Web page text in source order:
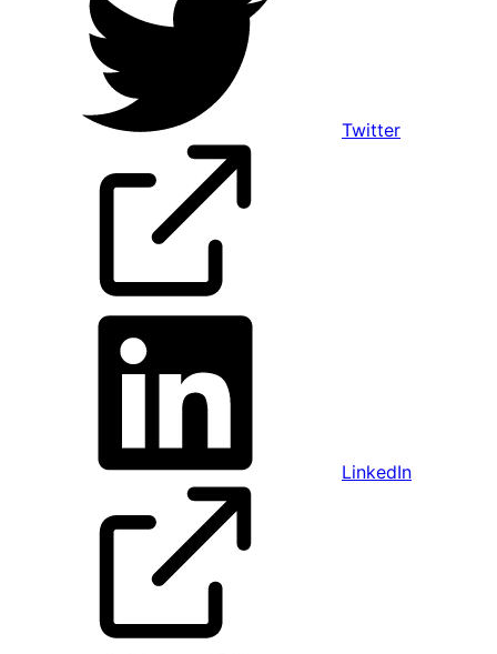
Twitter
LinkedIn